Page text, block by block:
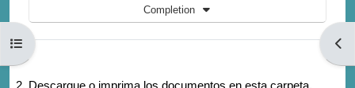
Open course index
Completion
2. Descargue o imprima los documentos en esta carpeta.